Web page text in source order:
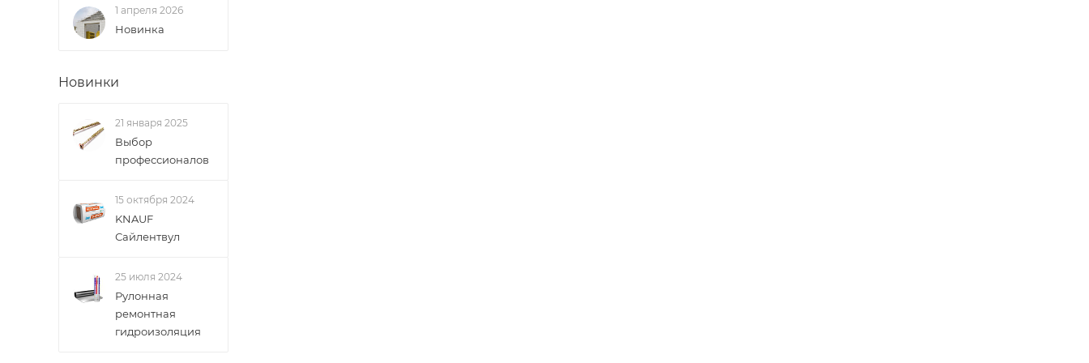
1 апреля 2026
Новинка
Новинки
21 января 2025
Выбор
профессионалов
15 октября 2024
KNAUF
Сайлентвул
25 июля 2024
Рулонная
ремонтная
гидроизоляция